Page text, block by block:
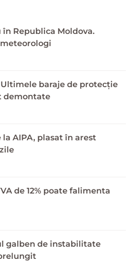
Republica Moldova.
baraje de protecție
demontate
AIPA, plasat în arest
de 12% poate falimenta
galben de instabilitate